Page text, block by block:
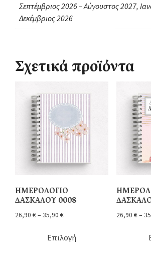
Σεπτέμβριος 2026 – Αύγουστος 2027,
Δεκέμβριος 2026
Σχετικά προϊόντα
ΗΜΕΡΟΛΟΓΙΟ
ΔΑΣΚΑΛΟΥ 0008
26,90 € – 35,90 €
Επιλογή
26,90 € –